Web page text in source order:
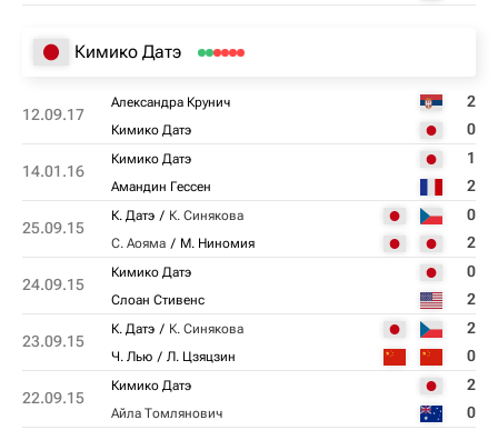
Кимико Датэ
12.09.17
Александра Крунич 2
Кимико Датэ 0
14.01.16
Кимико Датэ 1
Амандин Гессен 2
25.09.15
К. Датэ К. Синякова 0
С. Аояма М. Ниномия 2
24.09.15
Кимико Датэ 0
Слоан Стивенс 2
23.09.15
К. Датэ К. Синякова 2
Ч. Лью Л. Цзяцзин 0
22.09.15
Кимико Датэ 2
Айла Томлянович 0